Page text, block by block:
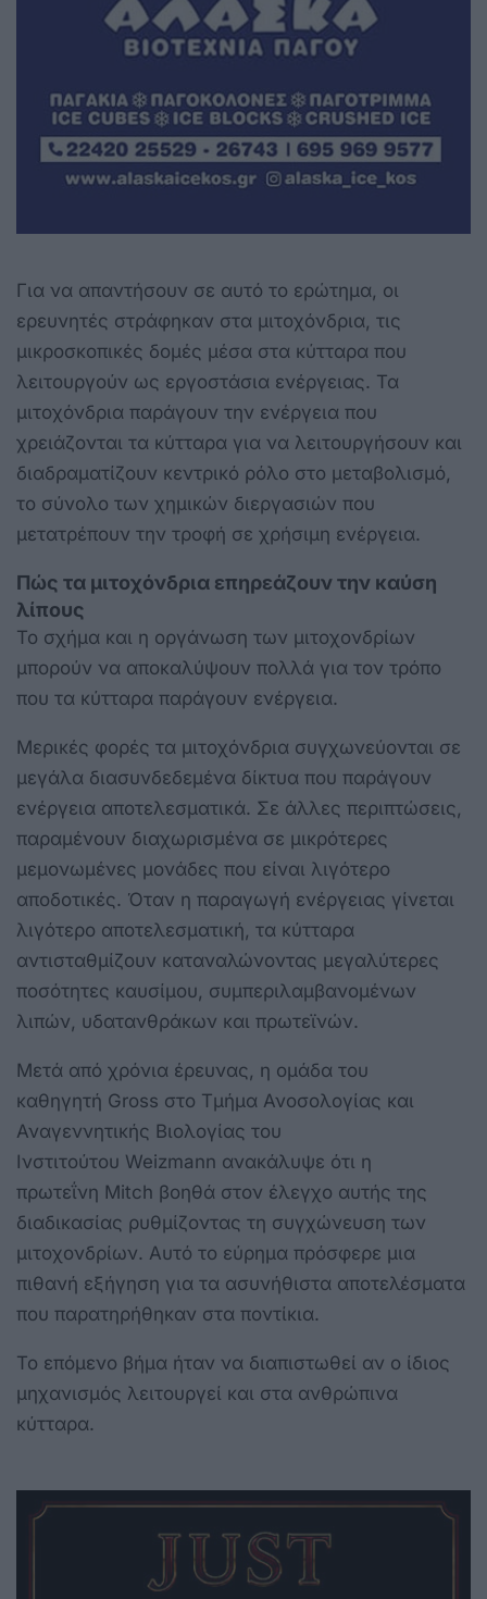
Για να απαντήσουν σε αυτό το ερώτημα, οι
ερευνητές στράφηκαν στα μιτοχόνδρια, τις
μικροσκοπικές δομές μέσα στα κύτταρα που
λειτουργούν ως εργοστάσια ενέργειας. Τα
μιτοχόνδρια παράγουν την ενέργεια που
χρειάζονται τα κύτταρα για να λειτουργήσουν και
διαδραματίζουν κεντρικό ρόλο στο μεταβολισμό,
το σύνολο των χημικών διεργασιών που
μετατρέπουν την τροφή σε χρήσιμη ενέργεια.
Πώς τα μιτοχόνδρια επηρεάζουν την καύση
λίπους
Το σχήμα και η οργάνωση των μιτοχονδρίων
μπορούν να αποκαλύψουν πολλά για τον τρόπο
που τα κύτταρα παράγουν ενέργεια.
Μερικές φορές τα μιτοχόνδρια συγχωνεύονται σε
μεγάλα διασυνδεδεμένα δίκτυα που παράγουν
ενέργεια αποτελεσματικά. Σε άλλες περιπτώσεις,
παραμένουν διαχωρισμένα σε μικρότερες
μεμονωμένες μονάδες που είναι λιγότερο
αποδοτικές. Όταν η παραγωγή ενέργειας γίνεται
λιγότερο αποτελεσματική, τα κύτταρα
αντισταθμίζουν καταναλώνοντας μεγαλύτερες
ποσότητες καυσίμου, συμπεριλαμβανομένων
λιπών, υδατανθράκων και πρωτεϊνών.
Μετά από χρόνια έρευνας, η ομάδα του
καθηγητή Gross στο Τμήμα Ανοσολογίας και
Αναγεννητικής Βιολογίας του
Ινστιτούτου Weizmann ανακάλυψε ότι η
πρωτεΐνη Mitch βοηθά στον έλεγχο αυτής της
διαδικασίας ρυθμίζοντας τη συγχώνευση των
μιτοχονδρίων. Αυτό το εύρημα πρόσφερε μια
πιθανή εξήγηση για τα ασυνήθιστα αποτελέσματα
που παρατηρήθηκαν στα ποντίκια.
Το επόμενο βήμα ήταν να διαπιστωθεί αν ο ίδιος
μηχανισμός λειτουργεί και στα ανθρώπινα
κύτταρα.